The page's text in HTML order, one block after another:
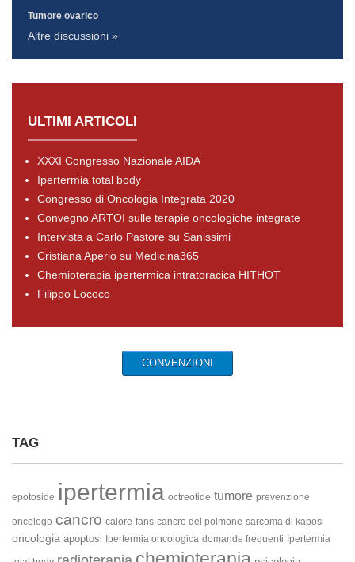
Tumore ovarico
Altre discussioni »
ULTIMI ARTICOLI
XXXI Congresso Nazionale AIDA
Ipertermia total body
Congresso di Oncologia Integrata 2020
Convegno ARTOI sulle terapie oncologiche integrate
Intervista a Carlo Pastore su Sanissimi
Cristiana Aperio su Medicina365
Chemioterapia ipertermica intratoracica HITHOT
Filippo Lococo
CONVENZIONI
TAG
epotoside ipertermia octreotide tumore prevenzione
oncologo cancro calore fans cancro del polmone sarcoma di kaposi
oncologia apoptosi Ipertermia oncologica domande frequenti Ipertermia